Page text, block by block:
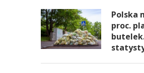
Polska
proc.